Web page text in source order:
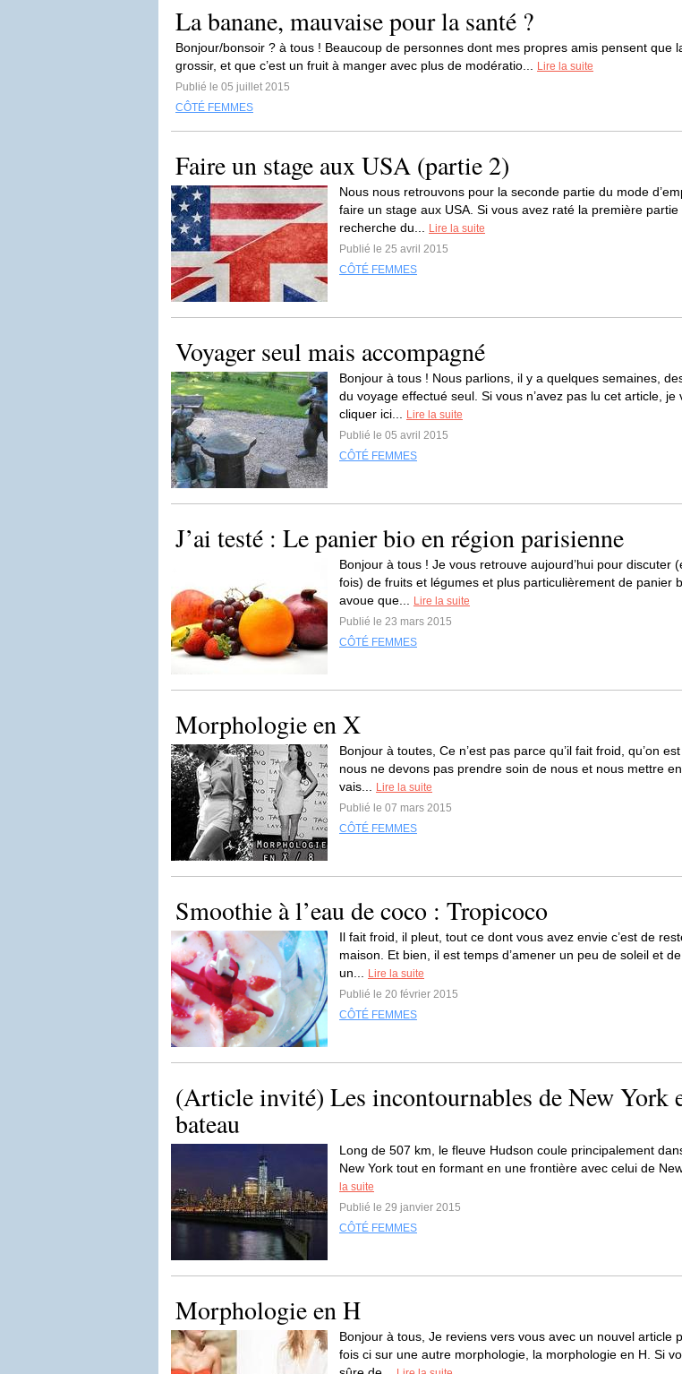
La banane, mauvaise pour la santé ?
Bonjour/bonsoir ? à tous ! Beaucoup de personnes dont mes propres amis pensent que
grossir, et que c’est un fruit à manger avec plus de modératio...
Lire la suite
Publié le 05 juillet 2015
CÔTÉ FEMMES
Faire un stage aux USA (partie 2)
Nous nous retrouvons pour la seconde partie du mode
faire un stage aux USA. Si vous avez raté la première
recherche du...
Lire la suite
Publié le 25 avril 2015
CÔTÉ FEMMES
Voyager seul mais accompagné
Bonjour à tous ! Nous parlions, il y a quelques semaines,
du voyage effectué seul. Si vous n’avez pas lu cet article, je
cliquer ici...
Lire la suite
Publié le 05 avril 2015
CÔTÉ FEMMES
J’ai testé : Le panier bio en région parisienne
Bonjour à tous ! Je vous retrouve aujourd’hui pour discuter
fois) de fruits et légumes et plus particulièrement de panier
avoue que...
Lire la suite
Publié le 23 mars 2015
CÔTÉ FEMMES
Morphologie en X
Bonjour à toutes, Ce n’est pas parce qu’il fait froid, qu’on
nous ne devons pas prendre soin de nous et nous mettre
vais...
Lire la suite
Publié le 07 mars 2015
CÔTÉ FEMMES
Smoothie à l’eau de coco : Tropicoco
Il fait froid, il pleut, tout ce dont vous avez envie c’est de
maison. Et bien, il est temps d’amener un peu de soleil et
un...
Lire la suite
Publié le 20 février 2015
CÔTÉ FEMMES
(Article invité) Les incontournables de New York
bateau
Long de 507 km, le fleuve Hudson coule principalement
New York tout en formant en une frontière avec celui de
la suite
Publié le 29 janvier 2015
CÔTÉ FEMMES
Morphologie en H
Bonjour à tous, Je reviens vers vous avec un nouvel article
fois ci sur une autre morphologie, la morphologie en H. Si